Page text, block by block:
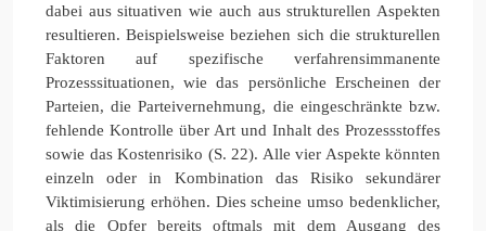
dabei aus situativen wie auch aus strukturellen Aspekten
resultieren. Beispielsweise beziehen sich die strukturellen
Faktoren auf spezifische verfahrensimmanente
Prozesssituationen, wie das persönliche Erscheinen der
Parteien, die Parteivernehmung, die eingeschränkte bzw.
fehlende Kontrolle über Art und Inhalt des Prozessstoffes
sowie das Kostenrisiko (S. 22). Alle vier Aspekte könnten
einzeln oder in Kombination das Risiko sekundärer
Viktimisierung erhöhen. Dies scheine umso bedenklicher,
als die Opfer bereits oftmals mit dem Ausgang des